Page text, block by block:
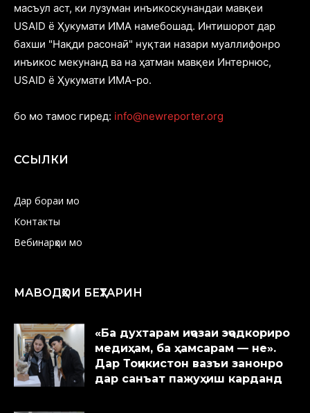
масъул аст, ки лузуман инъикоскунандаи мавқеи
USAID ё Ҳукумати ИМА намебошад. Интишорот дар
бахши "Нақди расонаӣ" нуқтаи назари муаллифонро
инъикос мекунанд ва на ҳатман мавқеи Интернюс,
USAID ё Ҳукумати ИМА-ро.
бо мо тамос гиред: info@newreporter.org
ССЫЛКИ
Дар бораи мо
Контакты
Вебинарҳои мо
МАВОДҲОИ БЕҲТАРИН
«Ба духтарам иҷозаи эҷодкориро
медиҳам, ба ҳамсарам — не».
Дар Тоҷикистон вазъи занонро
дар санъат пажуҳиш карданд